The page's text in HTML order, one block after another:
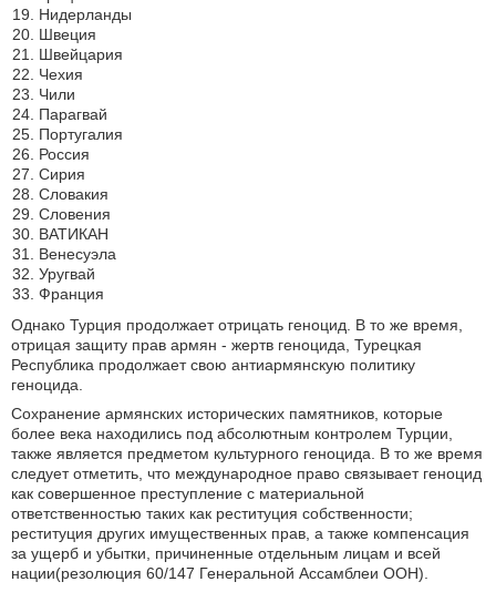
Нидерланды
Швеция
Швейцария
Чехия
Чили
Парагвай
Португалия
Россия
Сирия
Словакия
Словения
ВАТИКАН
Венесуэла
Уругвай
Франция
Однако Турция продолжает отрицать геноцид. В то же время,
отрицая защиту прав армян - жертв геноцида, Турецкая
Республика продолжает свою антиармянскую политику
геноцида.
Сохранение армянских исторических памятников, которые
более века находились под абсолютным контролем Турции,
также является предметом культурного геноцида. В то же время
следует отметить, что международное право связывает геноцид
как совершенное преступление с материальной
ответственностью таких как реституция собственности;
реституция других имущественных прав, а также компенсация
за ущерб и убытки, причиненные отдельным лицам и всей
нации(резолюция 60/147 Генеральной Ассамблеи ООН).